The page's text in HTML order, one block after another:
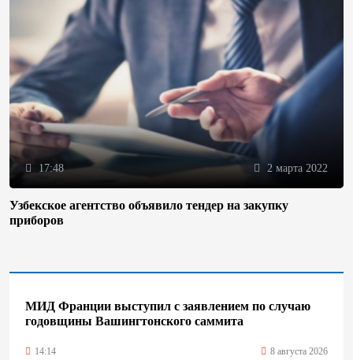
17:48 2 марта 2022
Узбекское агентство объявило тендер на закупку
приборов
МИД Франции выступил с заявлением по случаю
годовщины Вашингтонского саммита
14:14 8 августа 2026